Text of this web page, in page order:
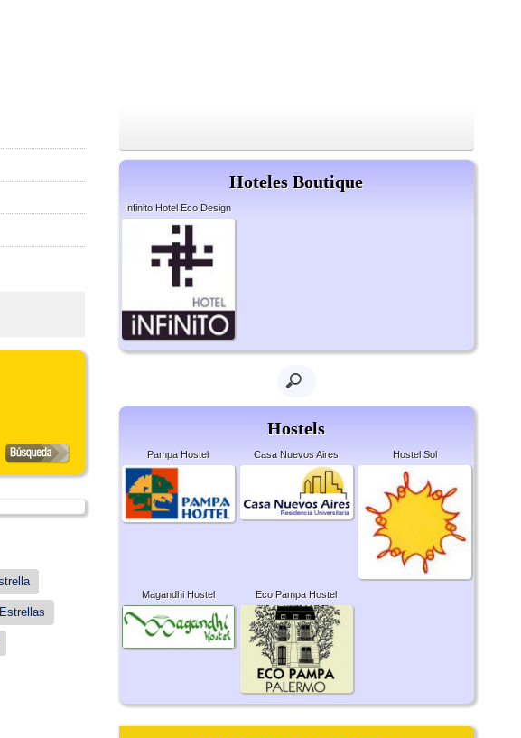
Hoteles Boutique
Infinito Hotel Eco Design
Hostels
Pampa Hostel Casa Nuevos Aires Hostel Sol
Magandhi Hostel Eco Pampa Hostel